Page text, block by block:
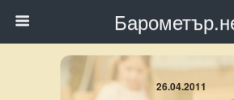
26.04.2011